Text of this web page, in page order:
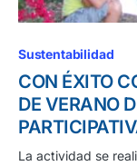
Sustentabilidad
CON ÉXITO
DE VERANO
La actividad se